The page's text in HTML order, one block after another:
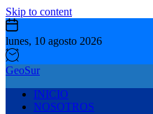
Skip to content
lunes, 10 agosto 2026
GeoSur
INICIO
NOSOTROS